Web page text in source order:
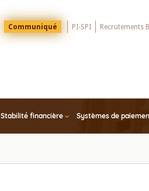
Menu
Top
Communiqué PI-SPI Recrutements
Stabilité financière Systèmes de